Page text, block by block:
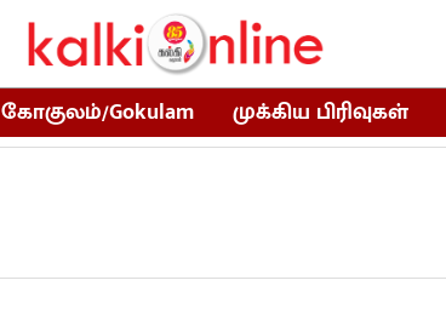
கோகுலம்/Gokulam முக்கிய பிரிவுகள்